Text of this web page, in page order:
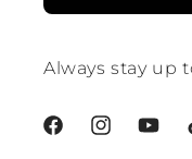
Always stay up
FacebookInstagram